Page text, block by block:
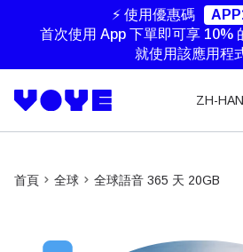
⚡ 使用優惠碼
首次使用 App 下單即可享 10%
就使用該應用程
ZH-
首頁 全球 全球語音 365 天 20GB